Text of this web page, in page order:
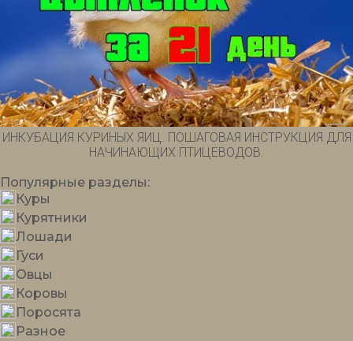
ИНКУБАЦИЯ КУРИНЫХ ЯИЦ. ПОШАГОВАЯ ИНСТРУКЦИЯ ДЛЯ
НАЧИНАЮЩИХ ПТИЦЕВОДОВ.
Популярные разделы:
Куры
Курятники
Лошади
Гуси
Овцы
Коровы
Поросята
Разное